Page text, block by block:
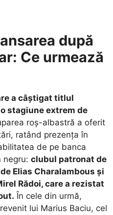
după
Ce urmează
a câștigat titlul
stagiune extrem de
roș-albastră a oferit
ratând prezența în
de pe banca
negru: clubul patronat de
Elias Charalambous și
Rădoi, care a rezistat
În cele din urmă,
lui Marius Baciu, cel